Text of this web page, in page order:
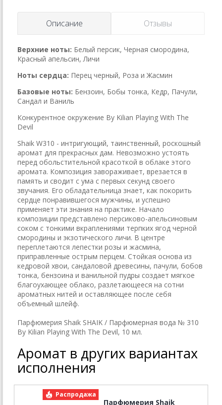
Описание Отзывы
Верхние ноты: Белый персик, Черная смородина,
Красный апельсин, Личи
Ноты сердца: Перец черный, Роза и Жасмин
Базовые ноты: Бензоин, Бобы тонка, Кедр, Пачули,
Сандал и Ваниль
Конкурентное окружение By Kilian Playing With The
Devil
Shaik W310 - интригующий, таинственный, роскошный
аромат для прекрасных дам. Невозможно устоять
перед обольстительной красоткой в облаке этого
аромата. Композиция завораживает, врезается в
память и сводит с ума с первых секунд своего
звучания. Его обладательница знает, как покорить
сердце понравившегося мужчины, и успешно
применяет эти знания на практике. Начало
композиции представлено персиково-апельсиновым
соком с тонкими вкраплениями терпких ягод черной
смородины и экзотического личи. В центре
переплетаются лепестки розы и жасмина,
приправленные острым перцем. Стойкая основа из
кедровой хвои, сандаловой древесины, пачули, бобов
тонка, бензоина и ванильной пудры создает мягкое
благоухающее облако, разлетающееся на сотни
ароматных нитей и оставляющее после себя
объемный шлейф.
Парфюмерия Shaik SHAIK / Парфюмерная вода № 310
By Kilian Playing With The Devil, 10 мл.
Аромат в других вариантах
исполнения
Распродажа
Парфюмерия Shaik